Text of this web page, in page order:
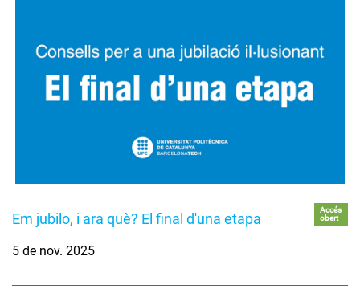
Em jubilo, i ara què? El final d'una etapa
Accés
obert
5 de nov. 2025